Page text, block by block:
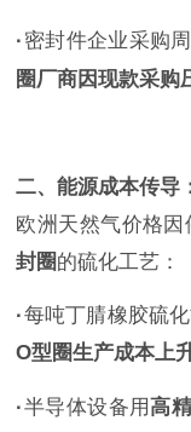
· 密封件企业采购
圈厂商因现款采购
二、能源成本传导
欧洲天然气价格
封圈的硫化工艺：
·每吨丁腈橡胶硫
O型圈生产成本上
·半导体设备用高